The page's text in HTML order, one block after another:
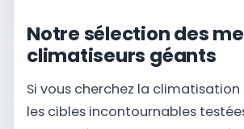
Notre sélection des
climatiseurs géants
Si vous cherchez la
les cibles incontournables